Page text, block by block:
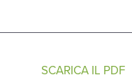
SCARICA IL PDF